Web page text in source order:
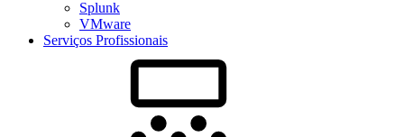
Splunk
VMware
Serviços Profissionais